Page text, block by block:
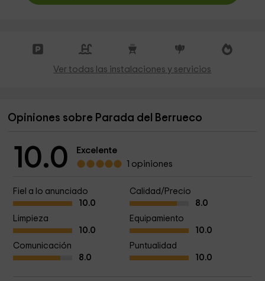
Ver todas las instalaciones y servicios
Opiniones sobre Parada del Berrueco
10.0
Excelente
1 opiniones
Fiel a lo anunciado
10.0
Calidad/Precio
8.0
Limpieza
10.0
Equipamiento
10.0
Comunicación
8.0
Puntualidad
10.0